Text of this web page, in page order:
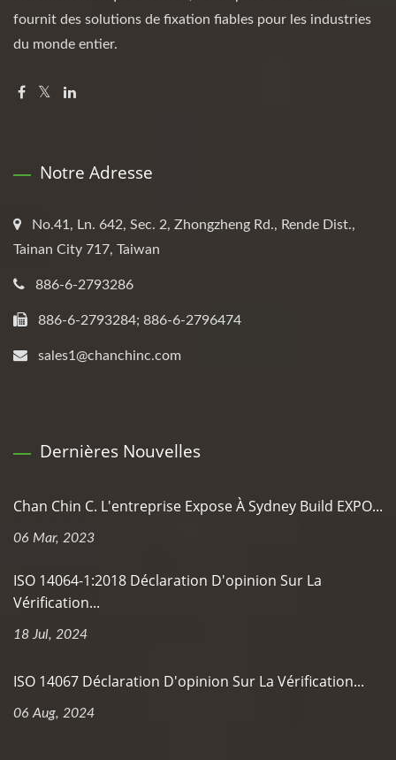
fournit des solutions de fixation fiables pour les industries
du monde entier.
Notre Adresse
No.41, Ln. 642, Sec. 2, Zhongzheng Rd., Rende Dist.,
Tainan City 717, Taiwan
886-6-2793286
886-6-2793284; 886-6-2796474
sales1@chanchinc.com
Dernières Nouvelles
Chan Chin C. L'entreprise Expose À Sydney Build EXPO...
06 Mar, 2023
ISO 14064-1:2018 Déclaration D'opinion Sur La
Vérification...
18 Jul, 2024
ISO 14067 Déclaration D'opinion Sur La Vérification...
06 Aug, 2024